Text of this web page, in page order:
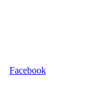
Facebook